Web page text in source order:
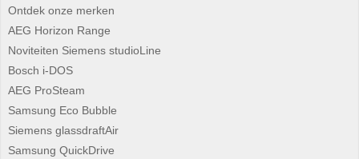
Ontdek onze merken
AEG Horizon Range
Noviteiten Siemens studioLine
Bosch i-DOS
AEG ProSteam
Samsung Eco Bubble
Siemens glassdraftAir
Samsung QuickDrive